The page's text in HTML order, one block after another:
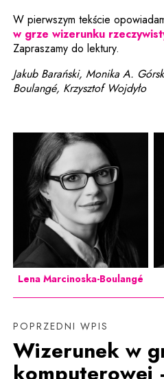
W pierwszym tekście
w grze wizerunku
Zapraszamy do lektury.
Jakub Barański, Monika A.
Boulangé, Krzysztof Wojdyło
Lena Marcinoska-Boulangé
POPRZEDNI WPIS
Wizerunek w
komputerowej